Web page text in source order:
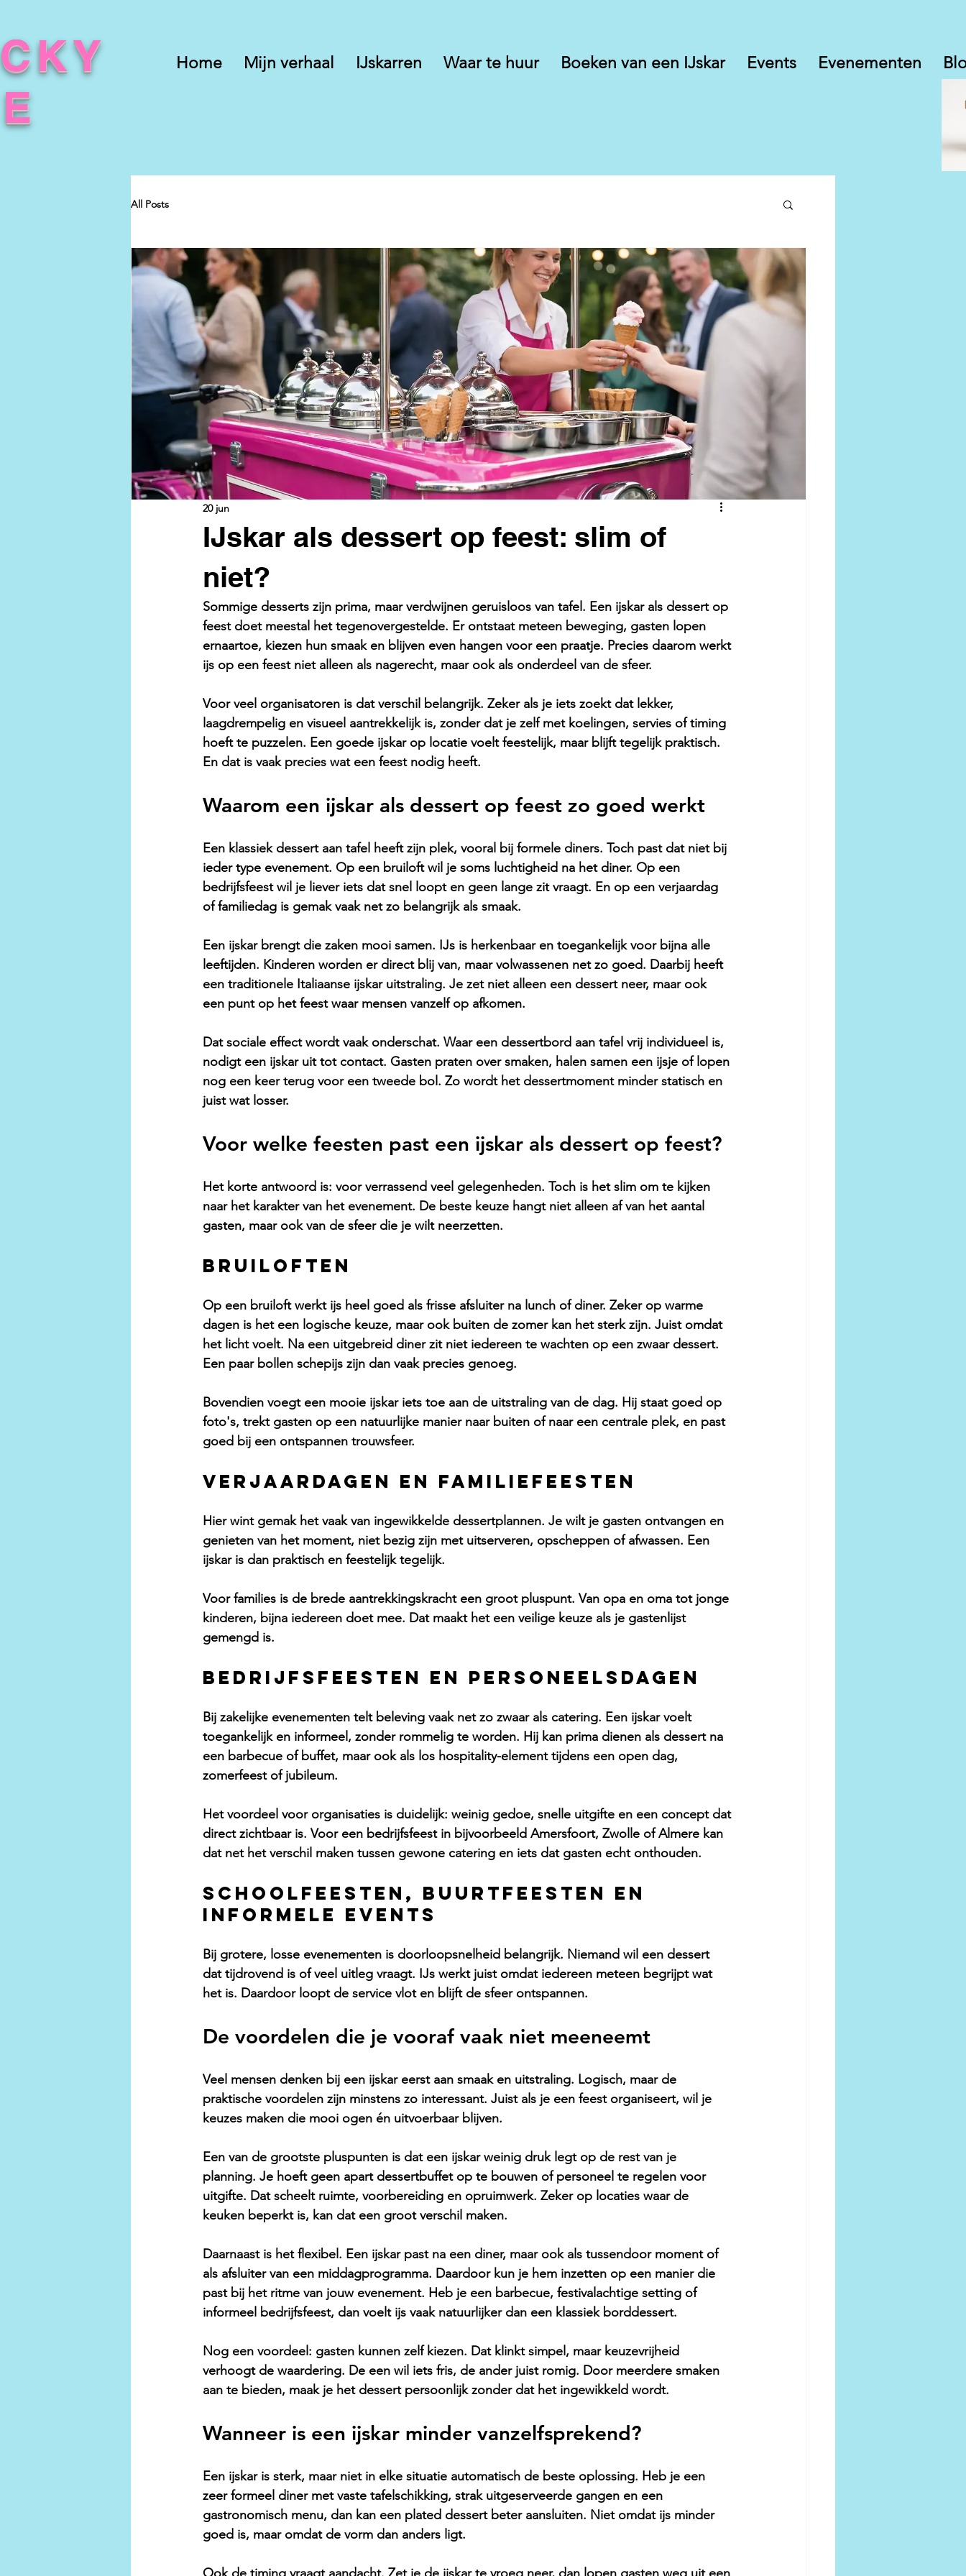
Home Mijn verhaal IJskarren Waar te huur Boeken van een IJskar Events Evenementen
All Posts
IJskar als dessert op feest: slim of
niet?
20 jun
Sommige desserts zijn prima, maar verdwijnen geruisloos van tafel. Een ijskar als dessert op
feest doet meestal het tegenovergestelde. Er ontstaat meteen beweging, gasten lopen
ernaartoe, kiezen hun smaak en blijven even hangen voor een praatje. Precies daarom werkt
ijs op een feest niet alleen als nagerecht, maar ook als onderdeel van de sfeer.
Voor veel organisatoren is dat verschil belangrijk. Zeker als je iets zoekt dat lekker,
laagdrempelig en visueel aantrekkelijk is, zonder dat je zelf met koelingen, servies of timing
hoeft te puzzelen. Een goede ijskar op locatie voelt feestelijk, maar blijft tegelijk praktisch.
En dat is vaak precies wat een feest nodig heeft.
Waarom een ijskar als dessert op feest zo goed werkt
Een klassiek dessert aan tafel heeft zijn plek, vooral bij formele diners. Toch past dat niet bij
ieder type evenement. Op een bruiloft wil je soms luchtigheid na het diner. Op een
bedrijfsfeest wil je liever iets dat snel loopt en geen lange zit vraagt. En op een verjaardag
of familiedag is gemak vaak net zo belangrijk als smaak.
Een ijskar brengt die zaken mooi samen. IJs is herkenbaar en toegankelijk voor bijna alle
leeftijden. Kinderen worden er direct blij van, maar volwassenen net zo goed. Daarbij heeft
een traditionele Italiaanse ijskar uitstraling. Je zet niet alleen een dessert neer, maar ook
een punt op het feest waar mensen vanzelf op afkomen.
Dat sociale effect wordt vaak onderschat. Waar een dessertbord aan tafel vrij individueel is,
nodigt een ijskar uit tot contact. Gasten praten over smaken, halen samen een ijsje of lopen
nog een keer terug voor een tweede bol. Zo wordt het dessertmoment minder statisch en
juist wat losser.
Voor welke feesten past een ijskar als dessert op feest?
Het korte antwoord is: voor verrassend veel gelegenheden. Toch is het slim om te kijken
naar het karakter van het evenement. De beste keuze hangt niet alleen af van het aantal
gasten, maar ook van de sfeer die je wilt neerzetten.
Bruiloften
Op een bruiloft werkt ijs heel goed als frisse afsluiter na lunch of diner. Zeker op warme
dagen is het een logische keuze, maar ook buiten de zomer kan het sterk zijn. Juist omdat
het licht voelt. Na een uitgebreid diner zit niet iedereen te wachten op een zwaar dessert.
Een paar bollen schepijs zijn dan vaak precies genoeg.
Bovendien voegt een mooie ijskar iets toe aan de uitstraling van de dag. Hij staat goed op
foto's, trekt gasten op een natuurlijke manier naar buiten of naar een centrale plek, en past
goed bij een ontspannen trouwsfeer.
Verjaardagen en familiefeesten
Hier wint gemak het vaak van ingewikkelde dessertplannen. Je wilt je gasten ontvangen en
genieten van het moment, niet bezig zijn met uitserveren, opscheppen of afwassen. Een
ijskar is dan praktisch en feestelijk tegelijk.
Voor families is de brede aantrekkingskracht een groot pluspunt. Van opa en oma tot jonge
kinderen, bijna iedereen doet mee. Dat maakt het een veilige keuze als je gastenlijst
gemengd is.
Bedrijfsfeesten en personeelsdagen
Bij zakelijke evenementen telt beleving vaak net zo zwaar als catering. Een ijskar voelt
toegankelijk en informeel, zonder rommelig te worden. Hij kan prima dienen als dessert na
een barbecue of buffet, maar ook als los hospitality-element tijdens een open dag,
zomerfeest of jubileum.
Het voordeel voor organisaties is duidelijk: weinig gedoe, snelle uitgifte en een concept dat
direct zichtbaar is. Voor een bedrijfsfeest in bijvoorbeeld Amersfoort, Zwolle of Almere kan
dat net het verschil maken tussen gewone catering en iets dat gasten echt onthouden.
Schoolfeesten, buurtfeesten en
informele events
Bij grotere, losse evenementen is doorloopsnelheid belangrijk. Niemand wil een dessert
dat tijdrovend is of veel uitleg vraagt. IJs werkt juist omdat iedereen meteen begrijpt wat
het is. Daardoor loopt de service vlot en blijft de sfeer ontspannen.
De voordelen die je vooraf vaak niet meeneemt
Veel mensen denken bij een ijskar eerst aan smaak en uitstraling. Logisch, maar de
praktische voordelen zijn minstens zo interessant. Juist als je een feest organiseert, wil je
keuzes maken die mooi ogen én uitvoerbaar blijven.
Een van de grootste pluspunten is dat een ijskar weinig druk legt op de rest van je
planning. Je hoeft geen apart dessertbuffet op te bouwen of personeel te regelen voor
uitgifte. Dat scheelt ruimte, voorbereiding en opruimwerk. Zeker op locaties waar de
keuken beperkt is, kan dat een groot verschil maken.
Daarnaast is het flexibel. Een ijskar past na een diner, maar ook als tussendoor moment of
als afsluiter van een middagprogramma. Daardoor kun je hem inzetten op een manier die
past bij het ritme van jouw evenement. Heb je een barbecue, festivalachtige setting of
informeel bedrijfsfeest, dan voelt ijs vaak natuurlijker dan een klassiek borddessert.
Nog een voordeel: gasten kunnen zelf kiezen. Dat klinkt simpel, maar keuzevrijheid
verhoogt de waardering. De een wil iets fris, de ander juist romig. Door meerdere smaken
aan te bieden, maak je het dessert persoonlijk zonder dat het ingewikkeld wordt.
Wanneer is een ijskar minder vanzelfsprekend?
Een ijskar is sterk, maar niet in elke situatie automatisch de beste oplossing. Heb je een
zeer formeel diner met vaste tafelschikking, strak uitgeserveerde gangen en een
gastronomisch menu, dan kan een plated dessert beter aansluiten. Niet omdat ijs minder
goed is, maar omdat de vorm dan anders ligt.